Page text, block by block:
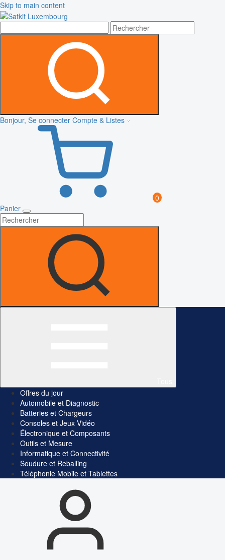
Skip to main content
Bonjour, Se connecter Compte & Listes
0
Panier
Offres du jour
Automobile et Diagnostic
Batteries et Chargeurs
Consoles et Jeux Vidéo
Électronique et Composants
Outils et Mesure
Informatique et Connectivité
Soudure et Reballing
Téléphonie Mobile et Tablettes